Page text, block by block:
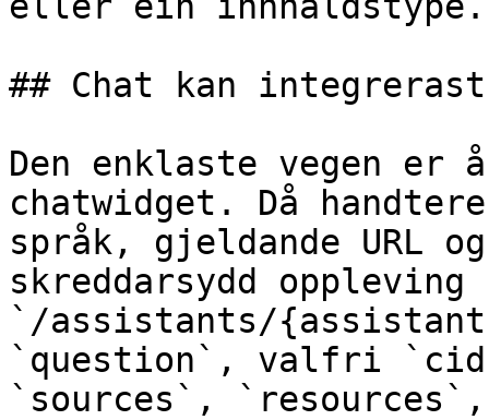
## Chat kan
Den enklaste vegen er
chatwidget. Då
språk, gjeldande URL
skreddarsydd
`/assistants/
`question`, valfri
`sources`,